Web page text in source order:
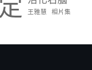
王雅慧 相片集